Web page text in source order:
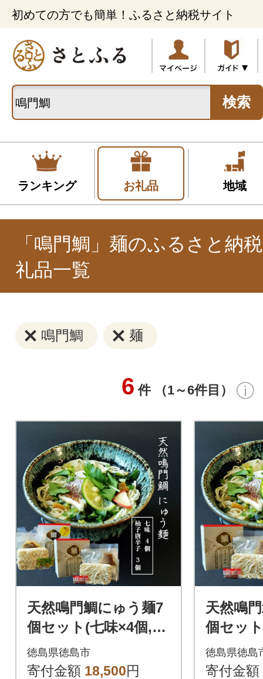
初めての方でも簡単！ふるさと納税サイト
検索
ランキング お礼品 地域
「鳴門鯛」麺のふるさと納
礼品一覧
鳴門鯛 麺
6 件 （1～6件目）
天然鳴門鯛にゅう麺7
個セット(七味×4個,柚
子唐辛子×3個)【BA00
3】
徳島県徳島市
寄付金額 18,500円
天然鳴
個セッ
A004】
徳島県徳島
寄付金額